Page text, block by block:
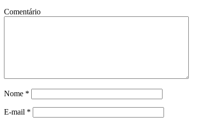
Comentário
Nome *
E-mail *